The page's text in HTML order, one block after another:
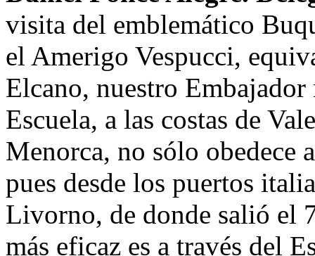
visita del emblemático
el Amerigo Vespucci,
Elcano, nuestro
Escuela, a las costas de
Menorca, no sólo obedece
pues desde los puertos
Livorno, de donde salió el
más eficaz es a través del